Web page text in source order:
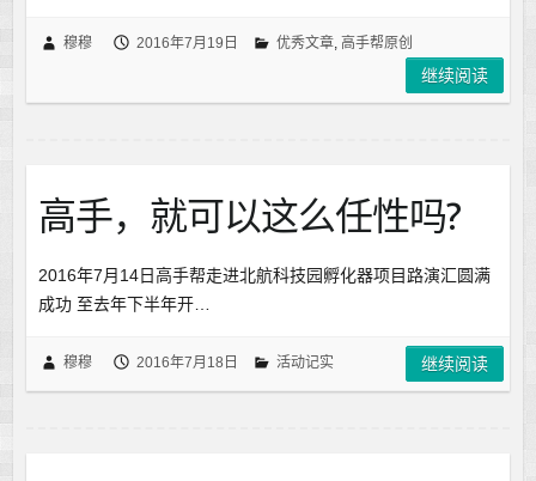
穆穆 2016年7月19日 优秀文章, 高手帮原创
继续阅读
高手，就可以这么任性吗?
2016年7月14日高手帮走进北航科技园孵化器项目路演汇圆满
成功 至去年下半年开…
穆穆 2016年7月18日 活动记实 继续阅读